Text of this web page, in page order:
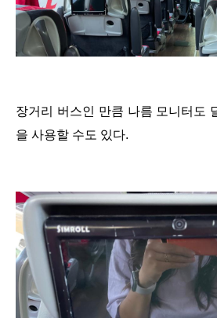
장거리 버스인 만큼 나름 모니터도
을 사용할 수도 있다.